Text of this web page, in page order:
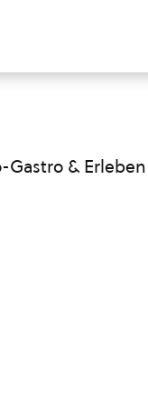
Gastro & Erleben